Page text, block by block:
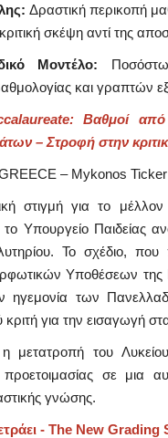
Δραστική περικοπή
σκέψη αντί της
Μοντέλο:
και γραπτών
Βαθμοί
– Στροφή στην
– Mykonos Ticker
στιγμή για το μέλλον
Υπουργείο Παιδείας
Το σχέδιο, που
Υποθέσεων της
ηγεμονία των
κριτή για την εισαγωγή
η μετατροπή του
σε μια
γνώσης.
- The New Grading